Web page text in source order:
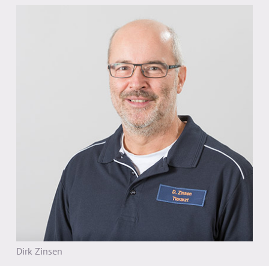
Dirk Zinsen